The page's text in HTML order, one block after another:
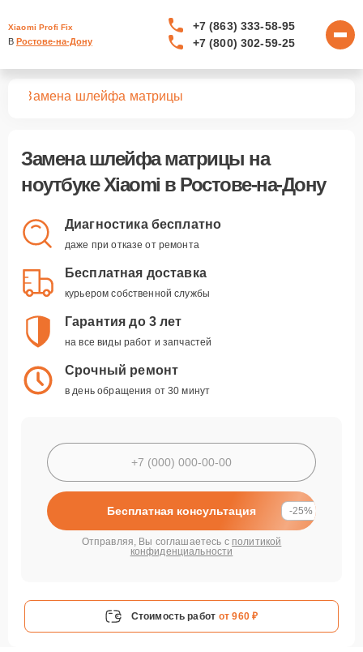
Xiaomi Profi Fix
В Ростове-на-Дону
+7 (863) 333-58-95
+7 (800) 302-59-25
Замена шлейфа матрицы
Замена шлейфа матрицы на
ноутбуке Xiaomi в Ростове-на-Дону
Диагностика бесплатно
даже при отказе от ремонта
Бесплатная доставка
курьером собственной службы
Гарантия до 3 лет
на все виды работ и запчастей
Срочный ремонт
в день обращения от 30 минут
Бесплатная консультация -25%
Отправляя, Вы соглашаетесь с политикой
конфиденциальности
Стоимость работ от 960 ₽